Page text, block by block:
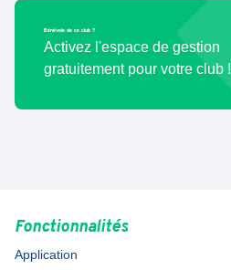
Bénévole de ce club ?
Activez l'espace de gestion
gratuitement pour votre club !
Fonctionnalités
Application